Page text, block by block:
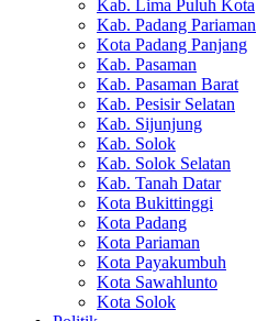
Kab. Lima Puluh Kota
Kab. Padang Pariaman
Kota Padang Panjang
Kab. Pasaman
Kab. Pasaman Barat
Kab. Pesisir Selatan
Kab. Sijunjung
Kab. Solok
Kab. Solok Selatan
Kab. Tanah Datar
Kota Bukittinggi
Kota Padang
Kota Pariaman
Kota Payakumbuh
Kota Sawahlunto
Kota Solok